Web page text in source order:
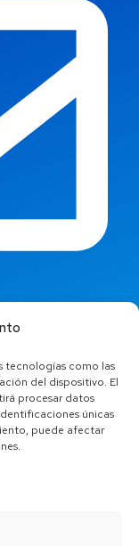
tecnologías como las
del dispositivo. El
procesar datos
únicas
puede afectar